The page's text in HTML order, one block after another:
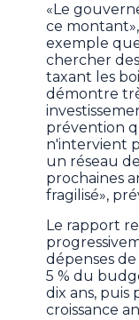
«Le
ce
exemple
chercher
taxant les
démontre
prévention
n'intervient
un réseau
prochaines
fragilisé»,
Le rapport
dépenses
5 % du
dix ans, puis
croissance